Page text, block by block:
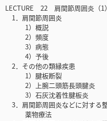
LECTURE 22 肩関節周囲炎（1
1．肩関節周囲炎
1）概説
2）頻度
3）病態
4）予後
2．その他の類縁疾患
1）腱板断裂
2）上腕二頭筋長頭腱炎
3）石灰沈着性腱板炎
3．肩関節周囲炎などに対する
薬物療法